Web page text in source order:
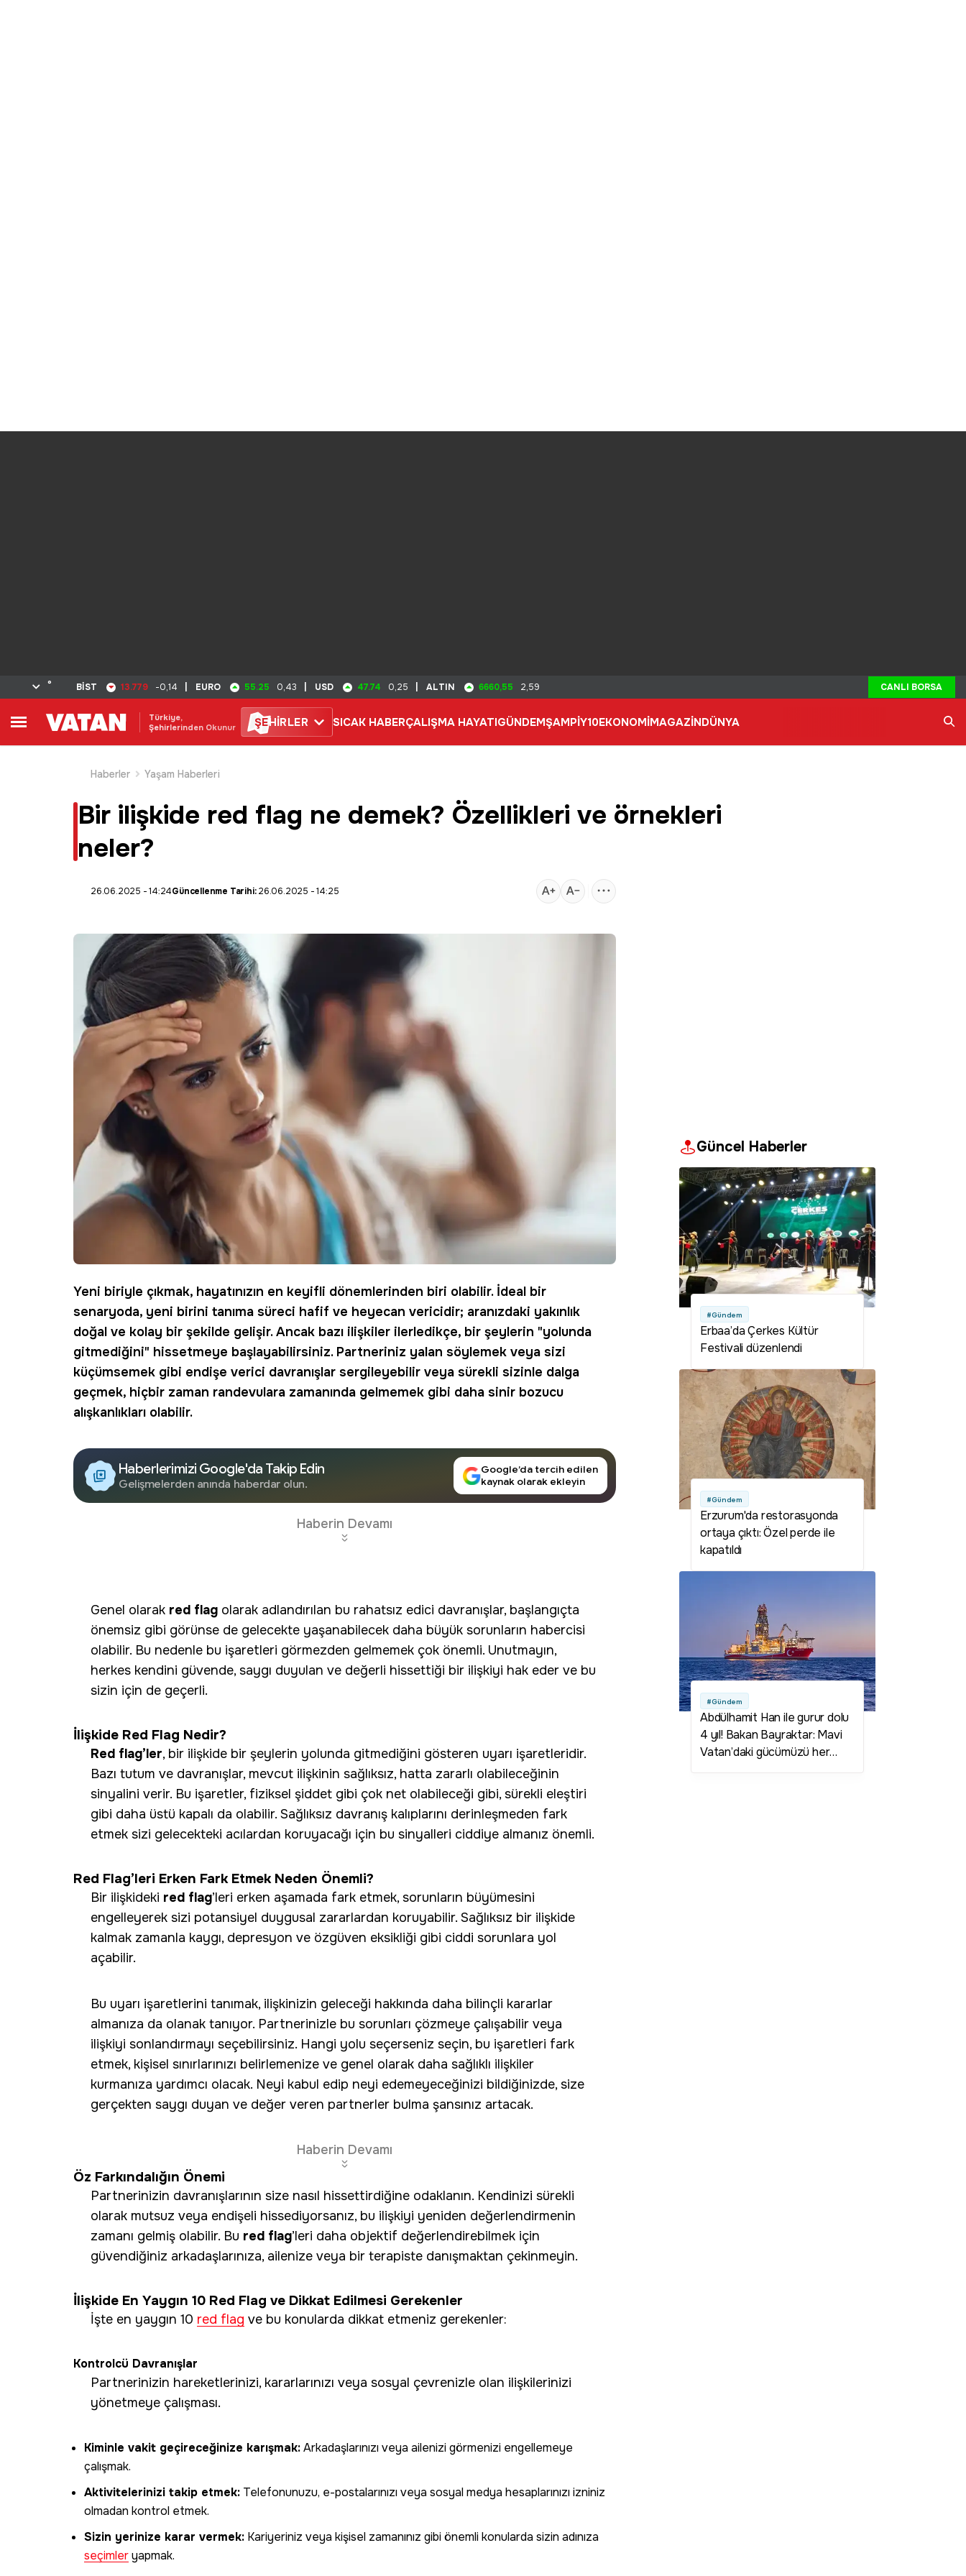
° BİST 13.779 -0,14 EURO 55.25 0,43 USD 47.74 0,25 ALTIN 6660,55 2,59 CANLI BORSA
Türkiye,
Şehirlerinden Okunur
ŞEHİRLER SICAK HABERÇALIŞMA HAYATIGÜNDEMŞAMPİY10EKONOMİMAGAZİNDÜNYA
Haberler
Yaşam Haberleri
Bir ilişkide red flag ne demek? Özellikleri ve örnekleri
neler?
26.06.2025 - 14:24Güncellenme Tarihi:26.06.2025 - 14:25
Yeni biriyle çıkmak, hayatınızın en keyifli dönemlerinden biri olabilir. İdeal bir
senaryoda, yeni birini tanıma süreci hafif ve heyecan vericidir; aranızdaki yakınlık
doğal ve kolay bir şekilde gelişir. Ancak bazı ilişkiler ilerledikçe, bir şeylerin "yolunda
gitmediğini" hissetmeye başlayabilirsiniz. Partneriniz yalan söylemek veya sizi
küçümsemek gibi endişe verici davranışlar sergileyebilir veya sürekli sizinle dalga
geçmek, hiçbir zaman randevulara zamanında gelmemek gibi daha sinir bozucu
alışkanlıkları olabilir.
Haberlerimizi Google'da Takip Edin
Gelişmelerden anında haberdar olun.
Google’da tercih edilen
kaynak olarak ekleyin
Haberin Devamı
Genel olarak red flag olarak adlandırılan bu rahatsız edici davranışlar, başlangıçta
önemsiz gibi görünse de gelecekte yaşanabilecek daha büyük sorunların habercisi
olabilir. Bu nedenle bu işaretleri görmezden gelmemek çok önemli. Unutmayın,
herkes kendini güvende, saygı duyulan ve değerli hissettiği bir ilişkiyi hak eder ve bu
sizin için de geçerli.
İlişkide Red Flag Nedir?
Red flag’ler, bir ilişkide bir şeylerin yolunda gitmediğini gösteren uyarı işaretleridir.
Bazı tutum ve davranışlar, mevcut ilişkinin sağlıksız, hatta zararlı olabileceğinin
sinyalini verir. Bu işaretler, fiziksel şiddet gibi çok net olabileceği gibi, sürekli eleştiri
gibi daha üstü kapalı da olabilir. Sağlıksız davranış kalıplarını derinleşmeden fark
etmek sizi gelecekteki acılardan koruyacağı için bu sinyalleri ciddiye almanız önemli.
Red Flag’leri Erken Fark Etmek Neden Önemli?
Bir ilişkideki red flag’leri erken aşamada fark etmek, sorunların büyümesini
engelleyerek sizi potansiyel duygusal zararlardan koruyabilir. Sağlıksız bir ilişkide
kalmak zamanla kaygı, depresyon ve özgüven eksikliği gibi ciddi sorunlara yol
açabilir.
Bu uyarı işaretlerini tanımak, ilişkinizin geleceği hakkında daha bilinçli kararlar
almanıza da olanak tanıyor. Partnerinizle bu sorunları çözmeye çalışabilir veya
ilişkiyi sonlandırmayı seçebilirsiniz. Hangi yolu seçerseniz seçin, bu işaretleri fark
etmek, kişisel sınırlarınızı belirlemenize ve genel olarak daha sağlıklı ilişkiler
kurmanıza yardımcı olacak. Neyi kabul edip neyi edemeyeceğinizi bildiğinizde, size
gerçekten saygı duyan ve değer veren partnerler bulma şansınız artacak.
Haberin Devamı
Öz Farkındalığın Önemi
Partnerinizin davranışlarının size nasıl hissettirdiğine odaklanın. Kendinizi sürekli
olarak mutsuz veya endişeli hissediyorsanız, bu ilişkiyi yeniden değerlendirmenin
zamanı gelmiş olabilir. Bu red flag’leri daha objektif değerlendirebilmek için
güvendiğiniz arkadaşlarınıza, ailenize veya bir terapiste danışmaktan çekinmeyin.
İlişkide En Yaygın 10 Red Flag ve Dikkat Edilmesi Gerekenler
İşte en yaygın 10 red flag ve bu konularda dikkat etmeniz gerekenler:
Kontrolcü Davranışlar
Partnerinizin hareketlerinizi, kararlarınızı veya sosyal çevrenizle olan ilişkilerinizi
yönetmeye çalışması.
Kiminle vakit geçireceğinize karışmak:Arkadaşlarınızı veya ailenizi görmenizi engellemeye
çalışmak.
Aktivitelerinizi takip etmek: Telefonunuzu, e-postalarınızı veya sosyal medya hesaplarınızı izniniz
olmadan kontrol etmek.
Sizin yerinize karar vermek: Kariyeriniz veya kişisel zamanınız gibi önemli konularda sizin adınıza
seçimleryapmak.
Güncel Haberler
#Gündem
Erbaa’da Çerkes Kültür
Festivali düzenlendi
#Gündem
Erzurum'da restorasyonda
ortaya çıktı: Özel perde ile
kapatıldı
#Gündem
Abdülhamit Han ile gurur dolu
4 yıl! Bakan Bayraktar: Mavi
Vatan’daki gücümüzü her